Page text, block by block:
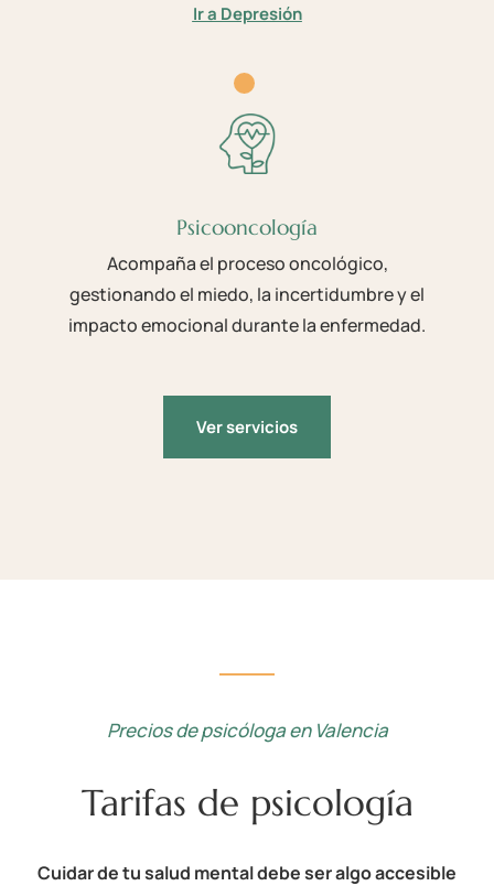
Ir a Depresión
Psicooncología
Acompaña el proceso oncológico,
gestionando el miedo, la incertidumbre y el
impacto emocional durante la enfermedad.
Ver servicios
Precios de psicóloga en Valencia
Tarifas de psicología
Cuidar de tu salud mental debe ser algo accesible